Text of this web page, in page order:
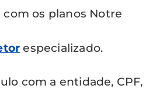
os planos Notre
especializado.
com a entidade, CPF,